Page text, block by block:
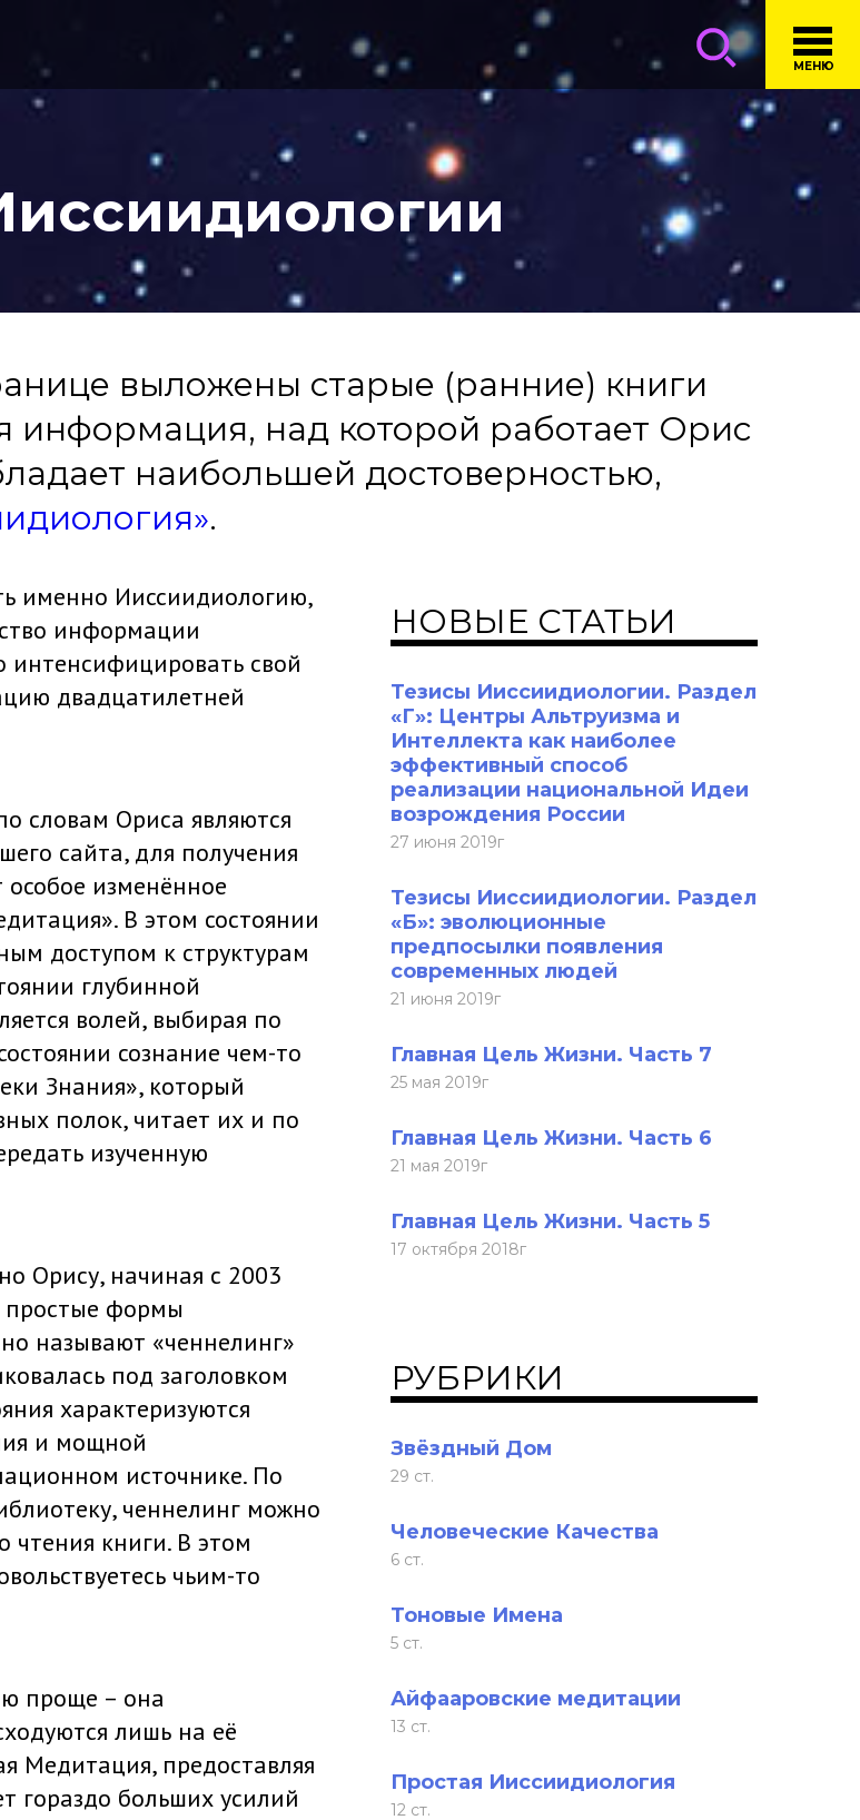
МЕНЮ
выложены старые (ранние) книги
над которой работает Орис
наибольшей достоверностью,
.
НОВЫЕ СТАТЬИ
Тезисы Ииссиидиологии. Раздел
«Г»: Центры Альтруизма и
Интеллекта как наиболее
эффективный способ
реализации национальной Идеи
возрождения России
27 июня 2019г
Тезисы Ииссиидиологии. Раздел
«Б»: эволюционные
предпосылки появления
современных людей
21 июня 2019г
Главная Цель Жизни. Часть 7
25 мая 2019г
Главная Цель Жизни. Часть 6
21 мая 2019г
Главная Цель Жизни. Часть 5
17 октября 2018г
РУБРИКИ
Звёздный Дом
29 ст.
Человеческие Качества
6 ст.
Тоновые Имена
5 ст.
Айфааровские медитации
13 ст.
Простая Ииссиидиология
12 ст.
именно Ииссиидиологию,
информации
свой
двадцатилетней
словам Ориса являются
сайта, для получения
особое изменённое
В этом состоянии
доступом к структурам
глубинной
волей, выбирая по
сознание чем-то
Знания», который
полок, читает их и по
изученную
Орису, начиная с 2003
простые формы
называют «ченнелинг»
под заголовком
характеризуются
и мощной
источнике. По
ченнелинг можно
чтения книги. В этом
чьим-то
проще – она
лишь на её
Медитация, предоставляя
гораздо больших усилий